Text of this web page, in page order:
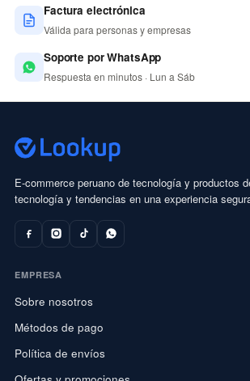
Factura electrónica
Válida para personas y empresas
Soporte por WhatsApp
Respuesta en minutos · Lun a Sáb
E-commerce peruano de tecnología y productos
tecnología y tendencias en una experiencia
EMPRESA
Sobre nosotros
Métodos de pago
Política de envíos